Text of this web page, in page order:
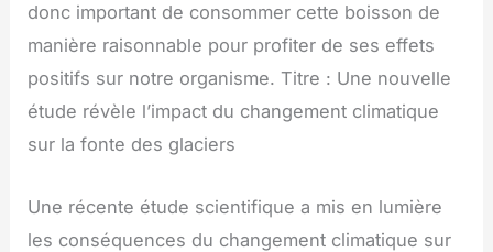
donc important de consommer cette boisson de
manière raisonnable pour profiter de ses effets
positifs sur notre organisme. Titre : Une nouvelle
étude révèle l’impact du changement climatique
sur la fonte des glaciers
Une récente étude scientifique a mis en lumière
les conséquences du changement climatique sur